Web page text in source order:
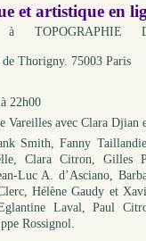
et artistique en
Thorigny. 75003 Paris
22h00
Vareilles avec Clara Djian
Smith, Fanny
Clara Citron, Gilles
Luc A. d’Asciano,
Hélène Gaudy et
Laval, Paul
Rossignol.